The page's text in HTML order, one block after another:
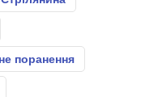
поранення